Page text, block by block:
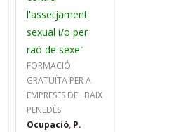
l'assetjament
sexual i/o per
raó de sexe"
FORMACIÓ
GRATUÏTA PER A
EMPRESES DEL BAIX
PENEDÈS
Ocupació, P.